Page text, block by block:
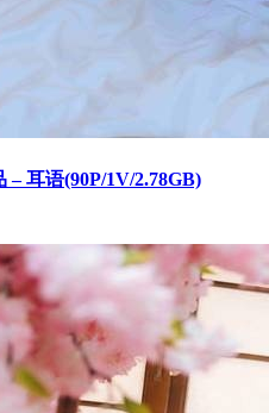
– 耳语(90P/1V/2.78GB)